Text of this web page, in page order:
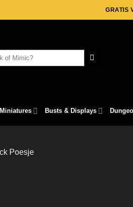
GRATIS
Miniatures Busts & Displays